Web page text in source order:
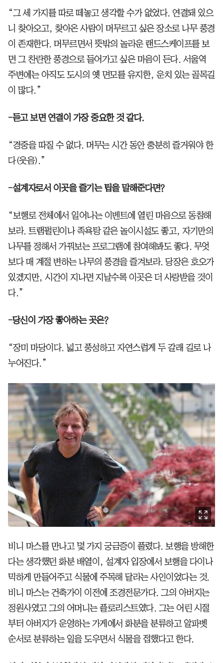
“그 세 가지를 따로 떼놓고 생각할 수가 없었다. 연결돼 있으
니 찾아오고, 찾아온 사람이 머무르고 싶은 장소로 나무 풍경
이 존재한다. 머무르면서 뜻밖의 놀라운 랜드스케이프를 보
면 그 찬란한 풍경으로 들어가고 싶은 마음이 든다. 서울역
주변에는 아직도 도시의 옛 면모를 유지한, 운치 있는 골목길
이 많다.”
-듣고 보면 연결이 가장 중요한 것 같다.
“경중을 따질 수 없다. 머무는 시간 동안 충분히 즐거워야 한
다(웃음).”
-설계자로서 이곳을 즐기는 팁을 말해준다면?
“보행로 전체에서 일어나는 이벤트에 열린 마음으로 동참해
보라. 트램펄린이나 족욕탕 같은 놀이시설도 좋고, 자기만의
나무를 정해서 가꿔보는 프로그램에 참여해봐도 좋다. 무엇
보다 매 계절 변하는 나무의 풍경을 즐겨보라. 당장은 호오가
있겠지만, 시간이 지나면 지날수록 이곳은 더 사랑받을 것이
다.”
-당신이 가장 좋아하는 곳은?
“장미 마당이다. 넓고 풍성하고 자연스럽게 두 갈래 길로 나
누어진다.”
비니 마스를 만나고 몇 가지 궁금증이 풀렸다. 보행을 방해한
다는 생각했던 화분 배열이, 설계자 입장에서 보행을 다이나
믹하게 만들어주고 식물에 주목해 달라는 사인이었다는 것.
비니 마스는 건축가이 이전에 조경전문가다. 그의 아버지는
정원사였고 그의 어머니는 플로리스트였다. 그는 어린 시절
부터 아버지가 운영하는 가게에서 화분을 분류하고 알파벳
순서로 분류하는 일을 도우면서 식물을 접했다고 한다.